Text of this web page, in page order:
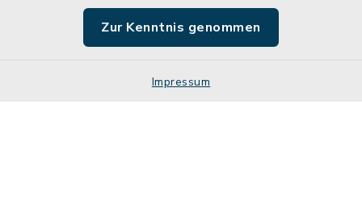
Zur Kenntnis genommen
Impressum
Impressum
Sitemap